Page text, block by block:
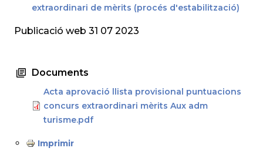
extraordinari de mèrits (procés d'estabilització)
Publicació web 31 07 2023
Documents
Acta aprovació llista provisional puntuacions
concurs extraordinari mèrits Aux adm
turisme.pdf
Imprimir